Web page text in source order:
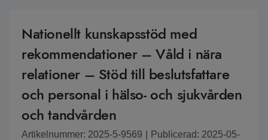
Nationellt kunskapsstöd med
rekommendationer – Våld i nära
relationer – Stöd till beslutsfattare
och personal i hälso- och sjukvården
och tandvården
Artikelnummer: 2025-5-9569
Publicerad: 2025-05-